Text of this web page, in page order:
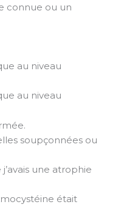
connue ou un
au niveau
au niveau
soupçonnées ou
une atrophie
était